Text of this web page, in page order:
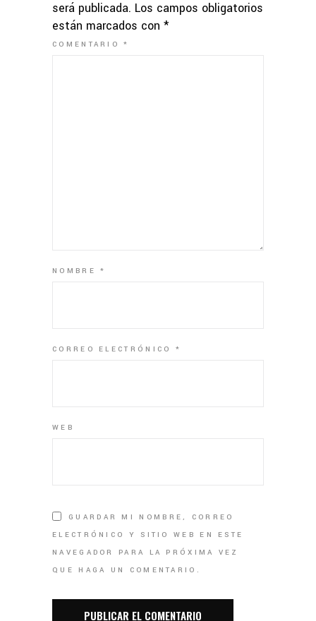
será publicada. Los campos obligatorios
están marcados con *
COMENTARIO*
NOMBRE*
CORREO ELECTRÓNICO *
WEB
GUARDAR MI NOMBRE, CORREO
ELECTRÓNICO Y SITIO WEB EN ESTE
NAVEGADOR PARA LA PRÓXIMA VEZ
QUE HAGA UN COMENTARIO.